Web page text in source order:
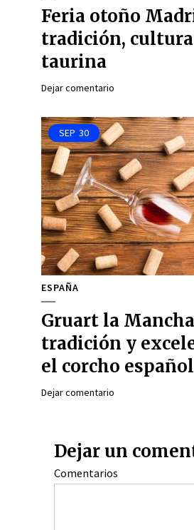
Feria otoño
tradición,
taurina
Dejar comentario
SEP 30
ESPAÑA
Gruart la
tradición y
el corcho español
Dejar comentario
Dejar un
Comentarios